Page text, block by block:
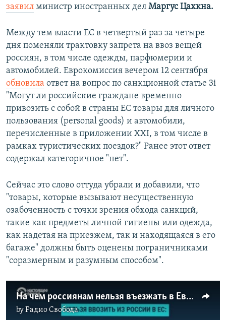
заявил министр иностранных дел Маргус Цахкна.
Между тем власти ЕС в четвертый раз за четыре
дня поменяли трактовку запрета на ввоз вещей
россиян, в том числе одежды, парфюмерии и
автомобилей. Еврокомиссия вечером 12 сентября
обновила ответ на вопрос по санкционной статье 3i
"Могут ли российские граждане временно
привозить с собой в страны ЕС товары для личного
пользования (personal goods) и автомобили,
перечисленные в приложении XXI, в том числе в
рамках туристических поездок?" Ранее этот ответ
содержал категоричное "нет".
Сейчас это слово оттуда убрали и добавили, что
"товары, которые вызывают несущественную
озабоченность с точки зрения обхода санкций,
такие как предметы личной гигиены или одежда,
как надетая на приезжем, так и находящаяся в его
багаже" должны быть оценены пограничниками
"соразмерным и разумным способом".
На чем россиянам нельзя въезжать в Евросоюз и что запрещено ввозить
byРадио Свобода